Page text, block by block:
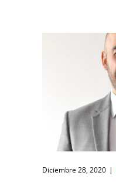
Diciembre 28, 2020 |